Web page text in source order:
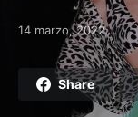
Posted on
14 marzo, 2022
Share